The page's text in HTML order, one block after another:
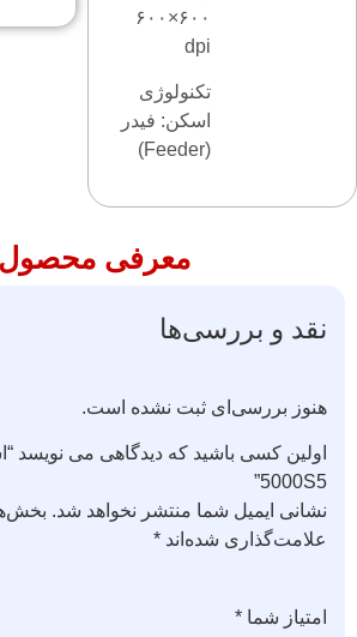
۶۰۰×۶۰۰
dpi
تکنولوژی
اسکن: فیدر
(Feeder)
معرفی
نقد و بررسی‌ها
هنوز بررسی‌ای ثبت نشده است.
5000S5”
نشانی ایمیل شما منتشر نخواهد شد.
علامت‌گذاری شده‌اند *
امتیاز شما *